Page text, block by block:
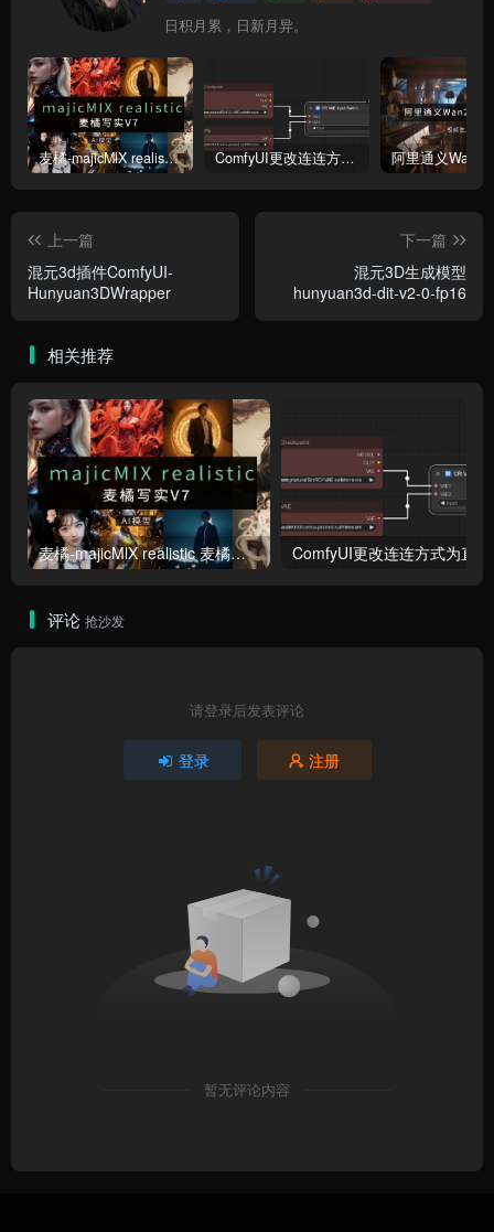
日积月累，日新月异。
麦橘-majicMlX realistic 麦橘写实V7模型 ComfyUI更改连连方式为直线连接
上一篇
混元3d插件ComfyUI-
Hunyuan3DWrapper
下一篇
混元3D生成模型
hunyuan3d-dit-v2-0-fp16
相关推荐
麦橘-majicMlX realistic 麦橘写实V7模型
评论 抢沙发
请登录后发表评论
登录 注册
暂无评论内容